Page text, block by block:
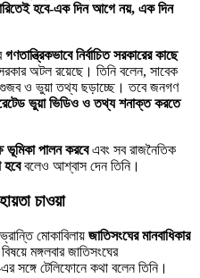
হবে-এক দিন আগে নয়, এক দিন
গণতান্ত্রিকভাবে নির্বাচিত সরকারের কাছে
অটল রয়েছে। তিনি বলেন, সাবেক
গুজব ও ভুয়া তথ্য ছড়াচ্ছে। তবে জনগণ
ভুয়া ভিডিও ও তথ্য শনাক্ত করতে
ভূমিকা পালন করবেএবং সব রাজনৈতিক
হবেবলেও আশ্বাস দেন তিনি।
চাওয়া
মোকাবিলায় জাতিসংঘের মানবাধিকার
মঙ্গলবার জাতিসংঘের
সঙ্গে টেলিফোনে কথা বলেন তিনি।